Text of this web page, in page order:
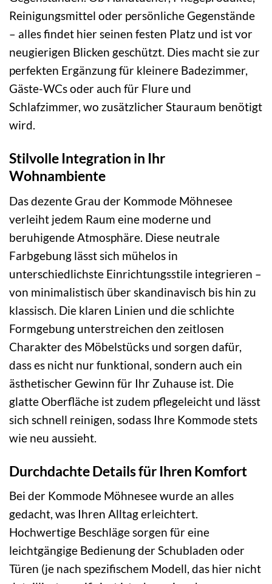
Reinigungsmittel oder persönliche Gegenstände
– alles findet hier seinen festen Platz und ist vor
neugierigen Blicken geschützt. Dies macht sie zur
perfekten Ergänzung für kleinere Badezimmer,
Gäste-WCs oder auch für Flure und
Schlafzimmer, wo zusätzlicher Stauraum benötigt
wird.
Stilvolle Integration in Ihr
Wohnambiente
Das dezente Grau der Kommode Möhnesee
verleiht jedem Raum eine moderne und
beruhigende Atmosphäre. Diese neutrale
Farbgebung lässt sich mühelos in
unterschiedlichste Einrichtungsstile integrieren –
von minimalistisch über skandinavisch bis hin zu
klassisch. Die klaren Linien und die schlichte
Formgebung unterstreichen den zeitlosen
Charakter des Möbelstücks und sorgen dafür,
dass es nicht nur funktional, sondern auch ein
ästhetischer Gewinn für Ihr Zuhause ist. Die
glatte Oberfläche ist zudem pflegeleicht und lässt
sich schnell reinigen, sodass Ihre Kommode stets
wie neu aussieht.
Durchdachte Details für Ihren Komfort
Bei der Kommode Möhnesee wurde an alles
gedacht, was Ihren Alltag erleichtert.
Hochwertige Beschläge sorgen für eine
leichtgängige Bedienung der Schubladen oder
Türen (je nach spezifischem Modell, das hier nicht